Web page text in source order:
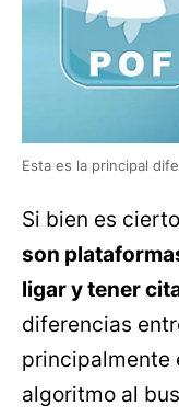
Esta es la principal
Si bien es
son
ligar y tener
diferencias
principalmente
algoritmo al